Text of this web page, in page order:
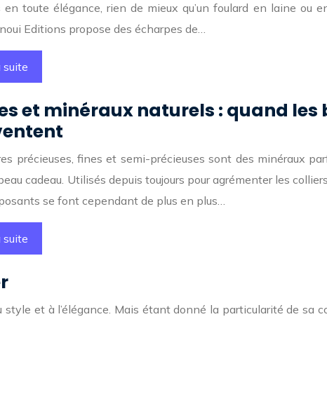
en toute élégance, rien de mieux qu’un foulard en laine ou
Editions propose des écharpes de…
suite
et minéraux naturels : quand les
précieuses, fines et semi-précieuses sont des minéraux
cadeau. Utilisés depuis toujours pour agrémenter les
se font cependant de plus en plus…
suite
et à l’élégance. Mais étant donné la particularité de sa